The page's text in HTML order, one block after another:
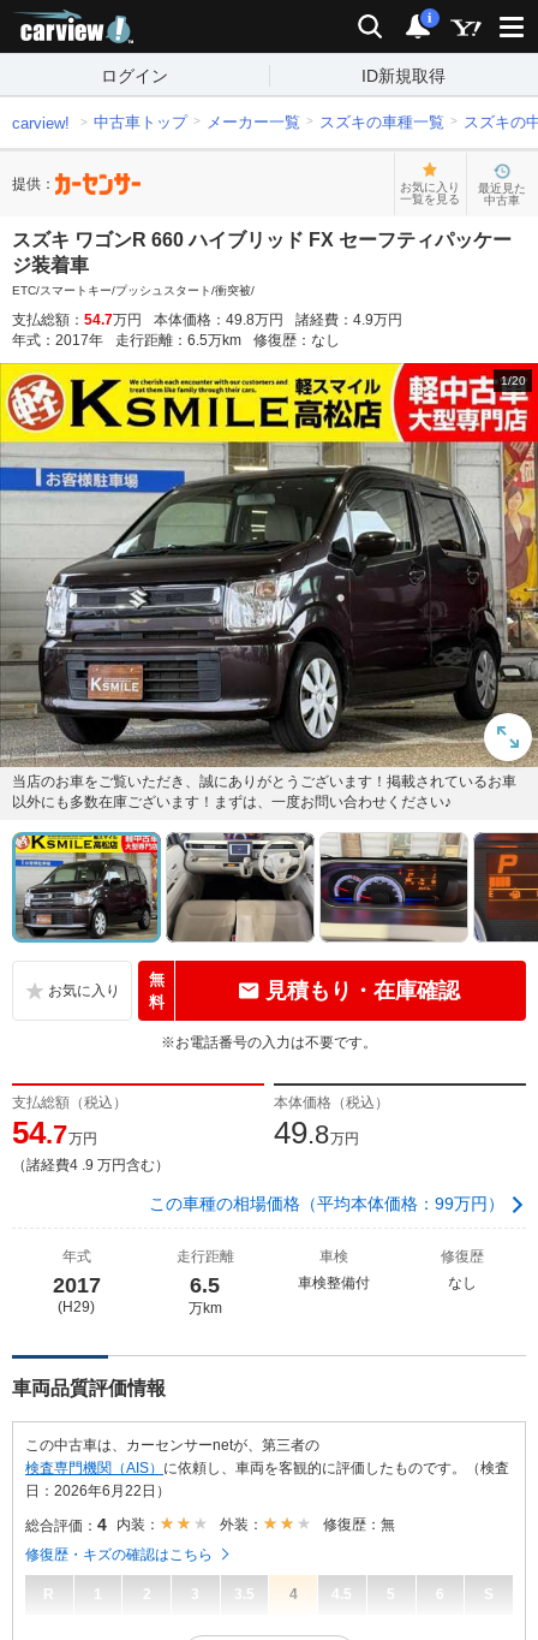
検索 通知
i
ログイン ID新規取得
carview! 中古車トップ メーカー一覧 スズキの車種一覧 スズキの
提供：
お気に入り
一覧を見る
最近見た
中古車
スズキ ワゴンR 660 ハイブリッド FX セーフティパッケー
ジ装着車
ETC/スマートキー/プッシュスタート/衝突被/
支払総額： 54.7万円 本体価格： 49.8万円 諸経費： 4.9万円
年式： 2017年 走行距離： 6.5万km 修復歴： なし
1/20
当店のお車をご覧いただき、誠にありがとうございます！掲載されているお車
以外にも多数在庫ございます！まずは、一度お問い合わせください♪
無
料
見積もり・在庫確認
※お電話番号の入力は不要です。
支払総額（税込）
54.7万円
（諸経費4 .9 万円含む）
本体価格（税込）
49.8万円
この車種の相場価格（平均本体価格：99万円）
年式
2017
(H29)
走行距離
6.5
万km
車検
車検整備付
修復歴
なし
車両品質評価情報
この中古車は、カーセンサーnetが、第三者の
検査専門機関（AIS） に依頼し、車両を客観的に評価したものです。（検査
日：2026年6月22日）
総合評価： 4 内装： 外装：
修復歴：無
修復歴・キズの確認はこちら
R 1 2 3 3.5 4 4.5 5 6 S